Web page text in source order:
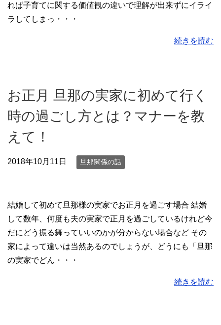
れば子育てに関する価値観の違いで理解が出来ずにイライ
ラしてしまっ・・・
続きを読む
お正月 旦那の実家に初めて行く
時の過ごし方とは？マナーを教
えて！
2018年10月11日 旦那関係の話
結婚して初めて旦那様の実家でお正月を過ごす場合 結婚
して数年、何度も夫の実家で正月を過ごしているけれど今
だにどう振る舞っていいのかが分からない場合など その
家によって違いは当然あるのでしょうが、どうにも「旦那
の実家でどん・・・
続きを読む